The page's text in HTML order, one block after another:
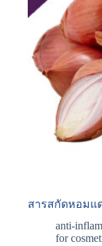
สารสกัดหอมแ
anti-
for